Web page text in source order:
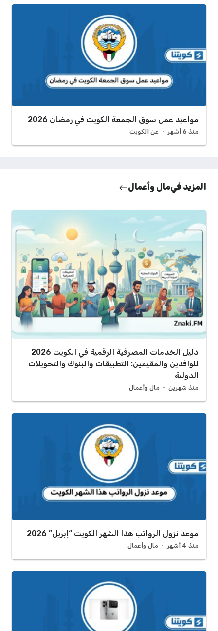
مواعيد عمل سوق الجمعة الكويت في رمضان 2026
منذ 6 أشهر عن الكويت
المزيد فيمال وأعمال
دليل الخدمات المصرفية الرقمية في الكويت 2026
للوافدين والمقيمين: التطبيقات والبنوك والتحويلات
الدولية
منذ شهرين مال وأعمال
موعد نزول الرواتب هذا الشهر الكويت “إبريل” 2026
منذ 4 أشهر مال وأعمال